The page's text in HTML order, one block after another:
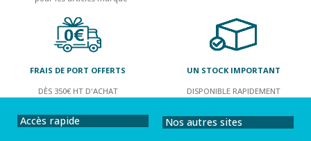
FRAIS DE PORT OFFERTS
DÈS 350€ HT D'ACHAT
UN STOCK IMPORTANT
DISPONIBLE RAPIDEMENT
Accès rapide Nos autres sites